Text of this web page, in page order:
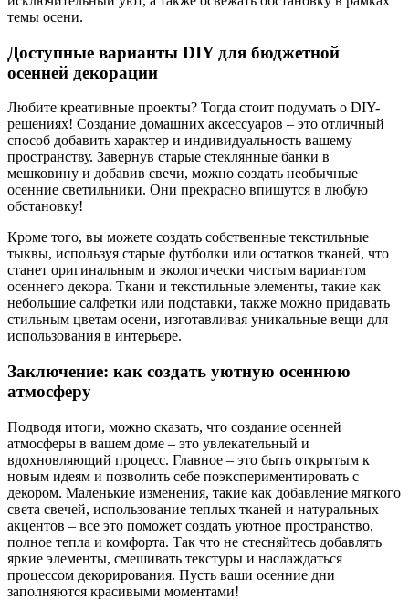
темы осени.
Доступные варианты DIY для бюджетной
осенней декорации
Любите креативные проекты? Тогда стоит подумать о DIY-
решениях! Создание домашних аксессуаров – это отличный
способ добавить характер и индивидуальность вашему
пространству. Завернув старые стеклянные банки в
мешковину и добавив свечи, можно создать необычные
осенние светильники. Они прекрасно впишутся в любую
обстановку!
Кроме того, вы можете создать собственные текстильные
тыквы, используя старые футболки или остатков тканей, что
станет оригинальным и экологически чистым вариантом
осеннего декора. Ткани и текстильные элементы, такие как
небольшие салфетки или подставки, также можно придавать
стильным цветам осени, изготавливая уникальные вещи для
использования в интерьере.
Заключение: как создать уютную осеннюю
атмосферу
Подводя итоги, можно сказать, что создание осенней
атмосферы в вашем доме – это увлекательный и
вдохновляющий процесс. Главное – это быть открытым к
новым идеям и позволить себе поэкспериментировать с
декором. Маленькие изменения, такие как добавление мягкого
света свечей, использование теплых тканей и натуральных
акцентов – все это поможет создать уютное пространство,
полное тепла и комфорта. Так что не стесняйтесь добавлять
яркие элементы, смешивать текстуры и наслаждаться
процессом декорирования. Пусть ваши осенние дни
заполняются красивыми моментами!